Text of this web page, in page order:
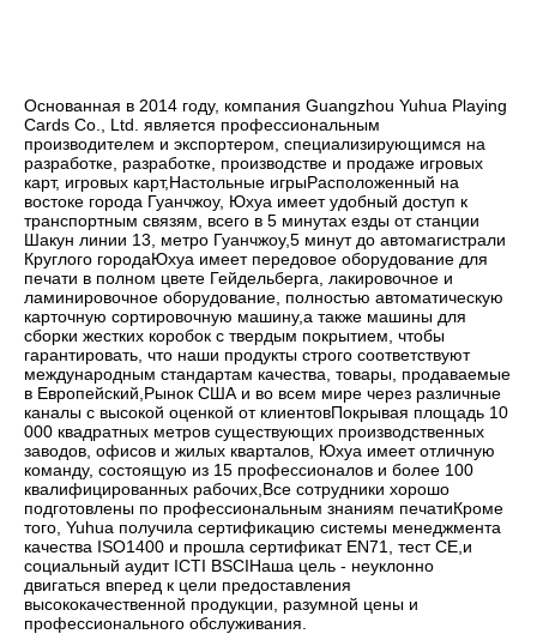
Основанная в 2014 году, компания Guangzhou Yuhua Playing
Cards Co., Ltd. является профессиональным
производителем и экспортером, специализирующимся на
разработке, разработке, производстве и продаже игровых
карт, игровых карт,Настольные игрыРасположенный на
востоке города Гуанчжоу, Юхуа имеет удобный доступ к
транспортным связям, всего в 5 минутах езды от станции
Шакун линии 13, метро Гуанчжоу,5 минут до автомагистрали
Круглого городаЮхуа имеет передовое оборудование для
печати в полном цвете Гейдельберга, лакировочное и
ламинировочное оборудование, полностью автоматическую
карточную сортировочную машину,а также машины для
сборки жестких коробок с твердым покрытием, чтобы
гарантировать, что наши продукты строго соответствуют
международным стандартам качества, товары, продаваемые
в Европейский,Рынок США и во всем мире через различные
каналы с высокой оценкой от клиентовПокрывая площадь 10
000 квадратных метров существующих производственных
заводов, офисов и жилых кварталов, Юхуа имеет отличную
команду, состоящую из 15 профессионалов и более 100
квалифицированных рабочих,Все сотрудники хорошо
подготовлены по профессиональным знаниям печатиКроме
того, Yuhua получила сертификацию системы менеджмента
качества ISO1400 и прошла сертификат EN71, тест CE,и
социальный аудит ICTI BSCIНаша цель - неуклонно
двигаться вперед к цели предоставления
высококачественной продукции, разумной цены и
профессионального обслуживания.